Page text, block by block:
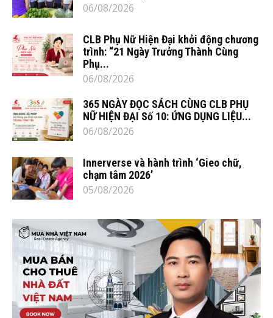
06/08/2026
CLB Phụ Nữ Hiện Đại khởi động chương
trình: “21 Ngày Trưởng Thành Cùng
Phụ...
06/08/2026
365 NGÀY ĐỌC SÁCH CÙNG CLB PHỤ
NỮ HIỆN ĐẠI Số 10: ỨNG DỤNG LIỆU...
06/08/2026
Innerverse và hành trình ‘Gieo chữ,
chạm tâm 2026’
05/08/2026